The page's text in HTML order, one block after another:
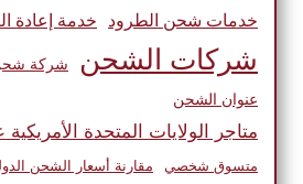
خدمات شحن الطرود خدمة إعادة
شركات الشحن
شركة
عنوان الشحن
متاجر الولايات المتحدة الأمريكية
متسوق شخصي مقارنة أسعار الشحن